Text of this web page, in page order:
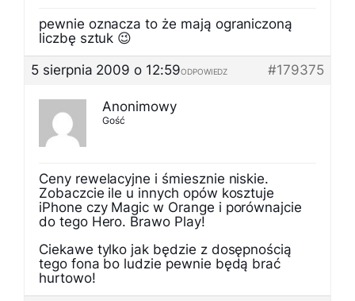
pewnie oznacza to że mają ograniczoną
liczbę sztuk 😉
5 sierpnia 2009 o 12:59
#179375
ODPOWIEDZ
Anonimowy
Gość
Ceny rewelacyjne i śmiesznie niskie.
Zobaczcie ile u innych opów kosztuje
iPhone czy Magic w Orange i porównajcie
do tego Hero. Brawo Play!
Ciekawe tylko jak będzie z dosępnością
tego fona bo ludzie pewnie będą brać
hurtowo!